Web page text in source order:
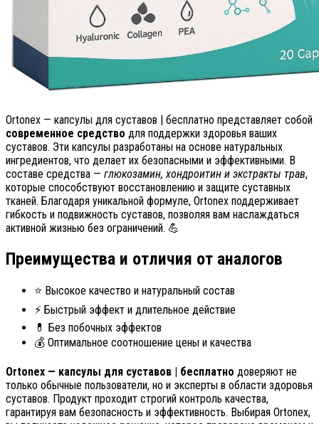
Ortonex — капсулы для суставов | бесплатно представляет собой
современное средство для поддержки здоровья ваших
суставов. Эти капсулы разработаны на основе натуральных
ингредиентов, что делает их безопасными и эффективными. В
составе средства — глюкозамин, хондроитин и экстракты трав,
которые способствуют восстановлению и защите суставных
тканей. Благодаря уникальной формуле, Ortonex поддерживает
гибкость и подвижность суставов, позволяя вам наслаждаться
активной жизнью без ограничений. 💪
Преимущества и отличия от аналогов
⭐ Высокое качество и натуральный состав
⚡ Быстрый эффект и длительное действие
💊 Без побочных эффектов
💰 Оптимальное соотношение цены и качества
Ortonex — капсулы для суставов | бесплатно доверяют не
только обычные пользователи, но и эксперты в области здоровья
суставов. Продукт проходит строгий контроль качества,
гарантируя вам безопасность и эффективность. Выбирая Ortonex,